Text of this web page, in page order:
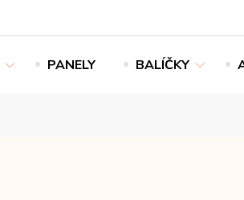
PANELY BALÍČKY